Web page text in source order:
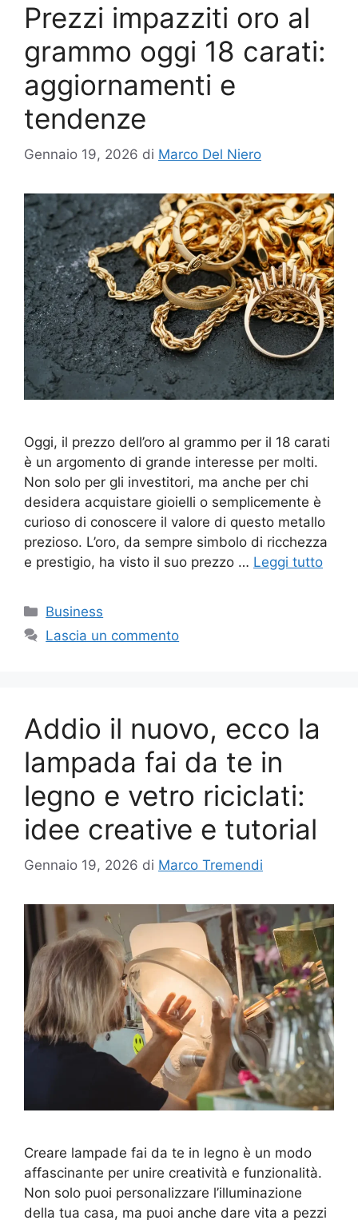
Prezzi impazziti oro al
grammo oggi 18 carati:
aggiornamenti e
tendenze
Gennaio 19, 2026 di Marco Del Niero
Oggi, il prezzo dell’oro al grammo per il 18 carati
è un argomento di grande interesse per molti.
Non solo per gli investitori, ma anche per chi
desidera acquistare gioielli o semplicemente è
curioso di conoscere il valore di questo metallo
prezioso. L’oro, da sempre simbolo di ricchezza
e prestigio, ha visto il suo prezzo … Leggi tutto
Categorie
Business
Lascia un commento
Addio il nuovo, ecco la
lampada fai da te in
legno e vetro riciclati:
idee creative e tutorial
Gennaio 19, 2026 di Marco Tremendi
Creare lampade fai da te in legno è un modo
affascinante per unire creatività e funzionalità.
Non solo puoi personalizzare l’illuminazione
della tua casa, ma puoi anche dare vita a pezzi